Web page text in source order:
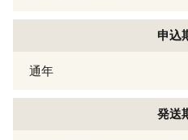
申込
通年
発送